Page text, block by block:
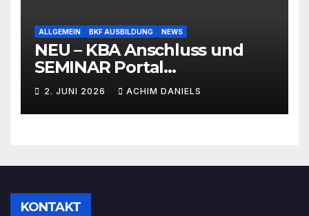
ALLGEMEIN BKF AUSBILDUNG NEWS
NEU – KBA Anschluss und
SEMINAR Portal
AKTIONSPREISE!!! Bis zu 50%
RABATT
2. JUNI 2026 ACHIM DANIELS
KONTAKT